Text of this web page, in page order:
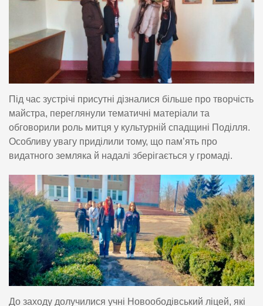
Під час зустрічі присутні дізналися більше про творчість
майстра, переглянули тематичні матеріали та
обговорили роль митця у культурній спадщині Поділля.
Особливу увагу приділили тому, що пам’ять про
видатного земляка й надалі зберігається у громаді.
До заходу долучилися учні Новоободівський ліцей, які